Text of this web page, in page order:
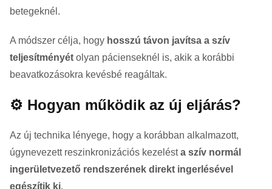
betegeknél.
A módszer célja, hogy hosszú távon javítsa a szív
teljesítményét olyan pácienseknél is, akik a korábbi
beavatkozásokra kevésbé reagáltak.
⚙️ Hogyan működik az új eljárás?
Az új technika lényege, hogy a korábban alkalmazott,
úgynevezett reszinkronizációs kezelésta szív normál
ingerületvezető rendszerének direkt ingerlésével
egészítik ki.